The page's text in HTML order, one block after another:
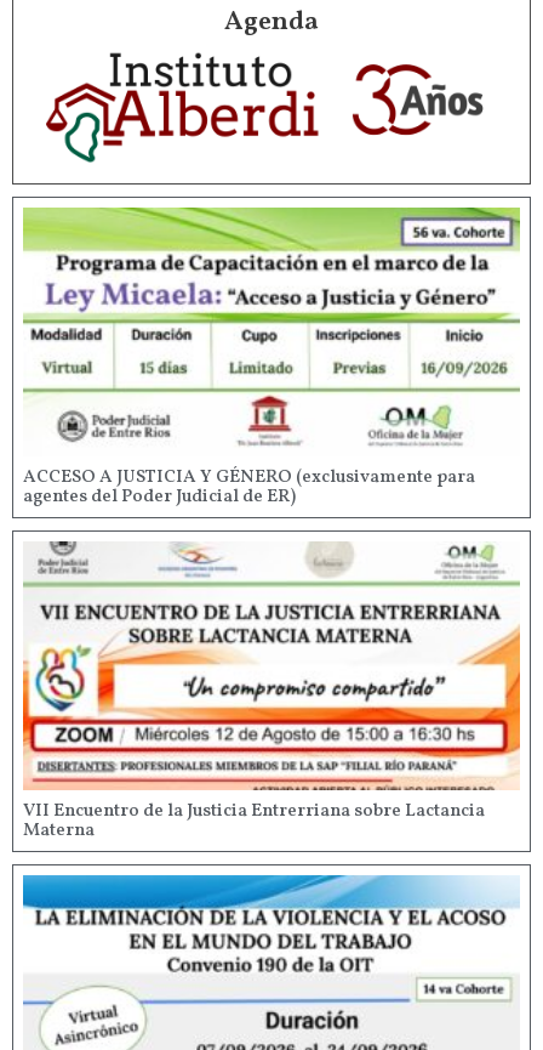
Agenda
ACCESO A JUSTICIA Y GÉNERO (exclusivamente para
agentes del Poder Judicial de ER)
VII Encuentro de la Justicia Entrerriana sobre Lactancia
Materna